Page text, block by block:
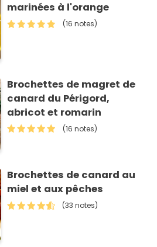
marinées à l'orange
(16 notes)
Brochettes de magret de
canard du Périgord,
abricot et romarin
(16 notes)
Brochettes de canard au
miel et aux pêches
(33 notes)